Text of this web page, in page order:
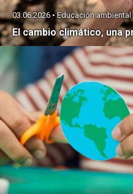
El cambio climático, una
03.06.2026 • Educación ambiental